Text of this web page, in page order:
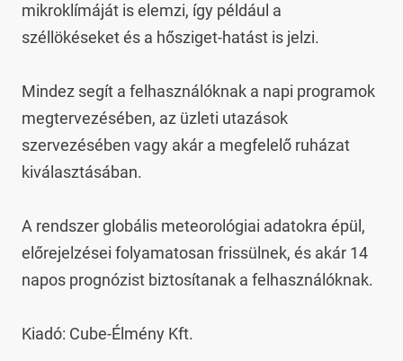
mikroklímáját is elemzi, így például a
széllökéseket és a hősziget-hatást is jelzi.
Mindez segít a felhasználóknak a napi programok
megtervezésében, az üzleti utazások
szervezésében vagy akár a megfelelő ruházat
kiválasztásában.
A rendszer globális meteorológiai adatokra épül,
előrejelzései folyamatosan frissülnek, és akár 14
napos prognózist biztosítanak a felhasználóknak.
Kiadó: Cube-Élmény Kft.